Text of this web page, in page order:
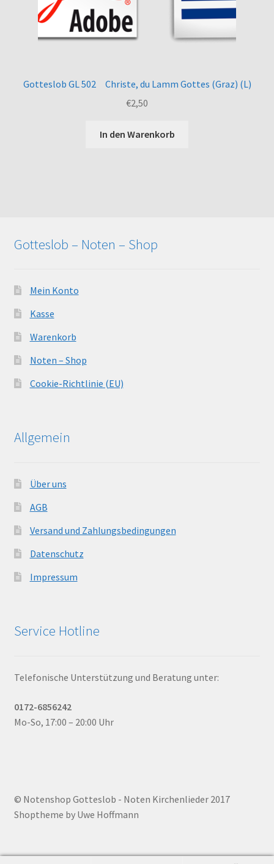
Gotteslob GL 502 Christe, du Lamm Gottes (Graz) (L)
€2,50
In den Warenkorb
Gotteslob – Noten – Shop
Mein Konto
Kasse
Warenkorb
Noten – Shop
Cookie-Richtlinie (EU)
Allgemein
Über uns
AGB
Versand und Zahlungsbedingungen
Datenschutz
Impressum
Service Hotline
Telefonische Unterstützung und Beratung unter:
0172-6856242
Mo-So, 17:00 – 20:00 Uhr
© Notenshop Gotteslob - Noten Kirchenlieder 2017
Shoptheme by Uwe Hoffmann